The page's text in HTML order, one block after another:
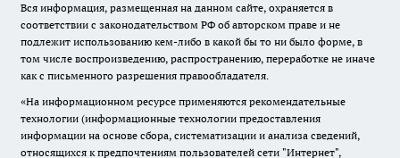
Вся информация, размещенная на данном сайте, охраняется в
соответствии с законодательством РФ об авторском праве и не
подлежит использованию кем-либо в какой бы то ни было форме, в
том числе воспроизведению, распространению, переработке не иначе
как с письменного разрешения правообладателя.
«На информационном ресурсе применяются рекомендательные
технологии (информационные технологии предоставления
информации на основе сбора, систематизации и анализа сведений,
относящихся к предпочтениям пользователей сети "Интернет",